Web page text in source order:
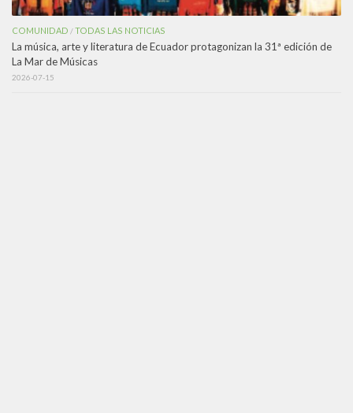
COMUNIDAD /TODAS LAS NOTICIAS
La música, arte y literatura de Ecuador protagonizan la 31ª edición de
La Mar de Músicas
2026-07-15